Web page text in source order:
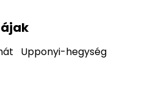
Upponyi-hegység